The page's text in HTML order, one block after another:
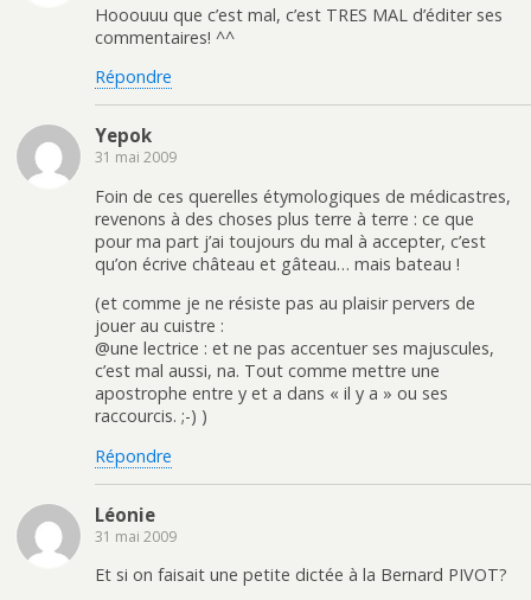
Hooouuu que c’est mal, c’est TRES MAL d’éditer ses
commentaires! ^^
Répondre
Yepok
31 mai 2009
Foin de ces querelles étymologiques de médicastres,
revenons à des choses plus terre à terre : ce que
pour ma part j’ai toujours du mal à accepter, c’est
qu’on écrive château et gâteau… mais bateau !
(et comme je ne résiste pas au plaisir pervers de
jouer au cuistre :
@une lectrice : et ne pas accentuer ses majuscules,
c’est mal aussi, na. Tout comme mettre une
apostrophe entre y et a dans « il y a » ou ses
raccourcis. ;-) )
Répondre
Léonie
31 mai 2009
Et si on faisait une petite dictée à la Bernard PIVOT?